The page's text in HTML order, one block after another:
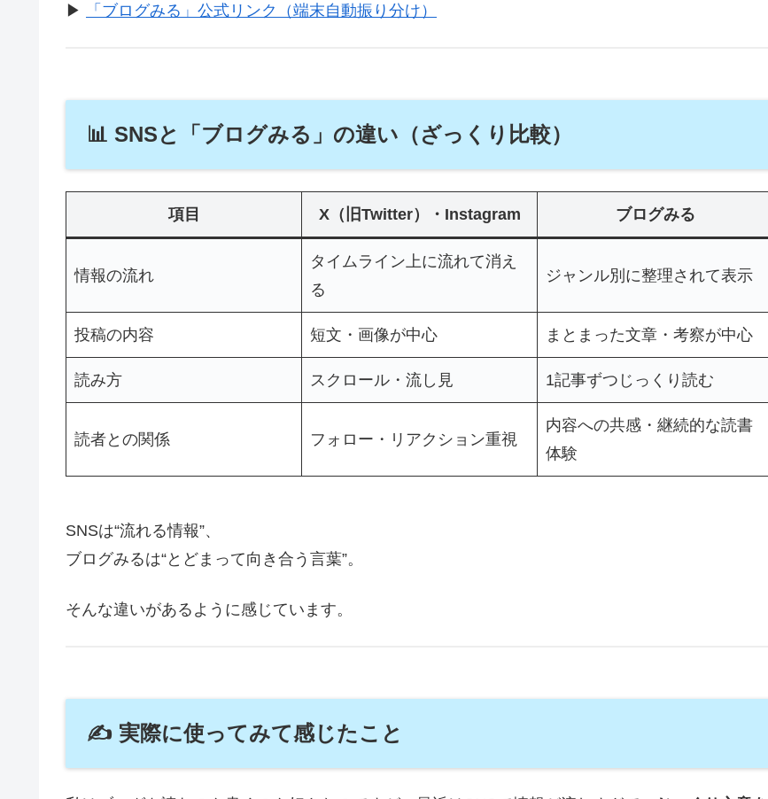
▶ 「ブログみる」公式リンク（端末自動振り分け）
📊 SNSと「ブログみる」の違い（ざっくり比較）
項目 X（旧Twitter）・Instagram ブログみる
情報の流れ
タイムライン上に流れて消え
る
ジャンル別に整理されて表示
投稿の内容 短文・画像が中心 まとまった文章・考察が中心
読み方 スクロール・流し見 1記事ずつじっくり読む
読者との関係 フォロー・リアクション重視
内容への共感・継続的な読書
体験
SNSは“流れる情報”、
ブログみるは“とどまって向き合う言葉”。
そんな違いがあるように感じています。
✍ 実際に使ってみて感じたこと